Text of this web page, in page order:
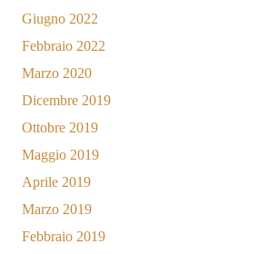
Giugno 2022
Febbraio 2022
Marzo 2020
Dicembre 2019
Ottobre 2019
Maggio 2019
Aprile 2019
Marzo 2019
Febbraio 2019